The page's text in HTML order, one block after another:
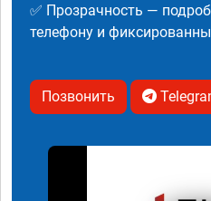
✅ Прозрачность —
телефону и
Позвонить